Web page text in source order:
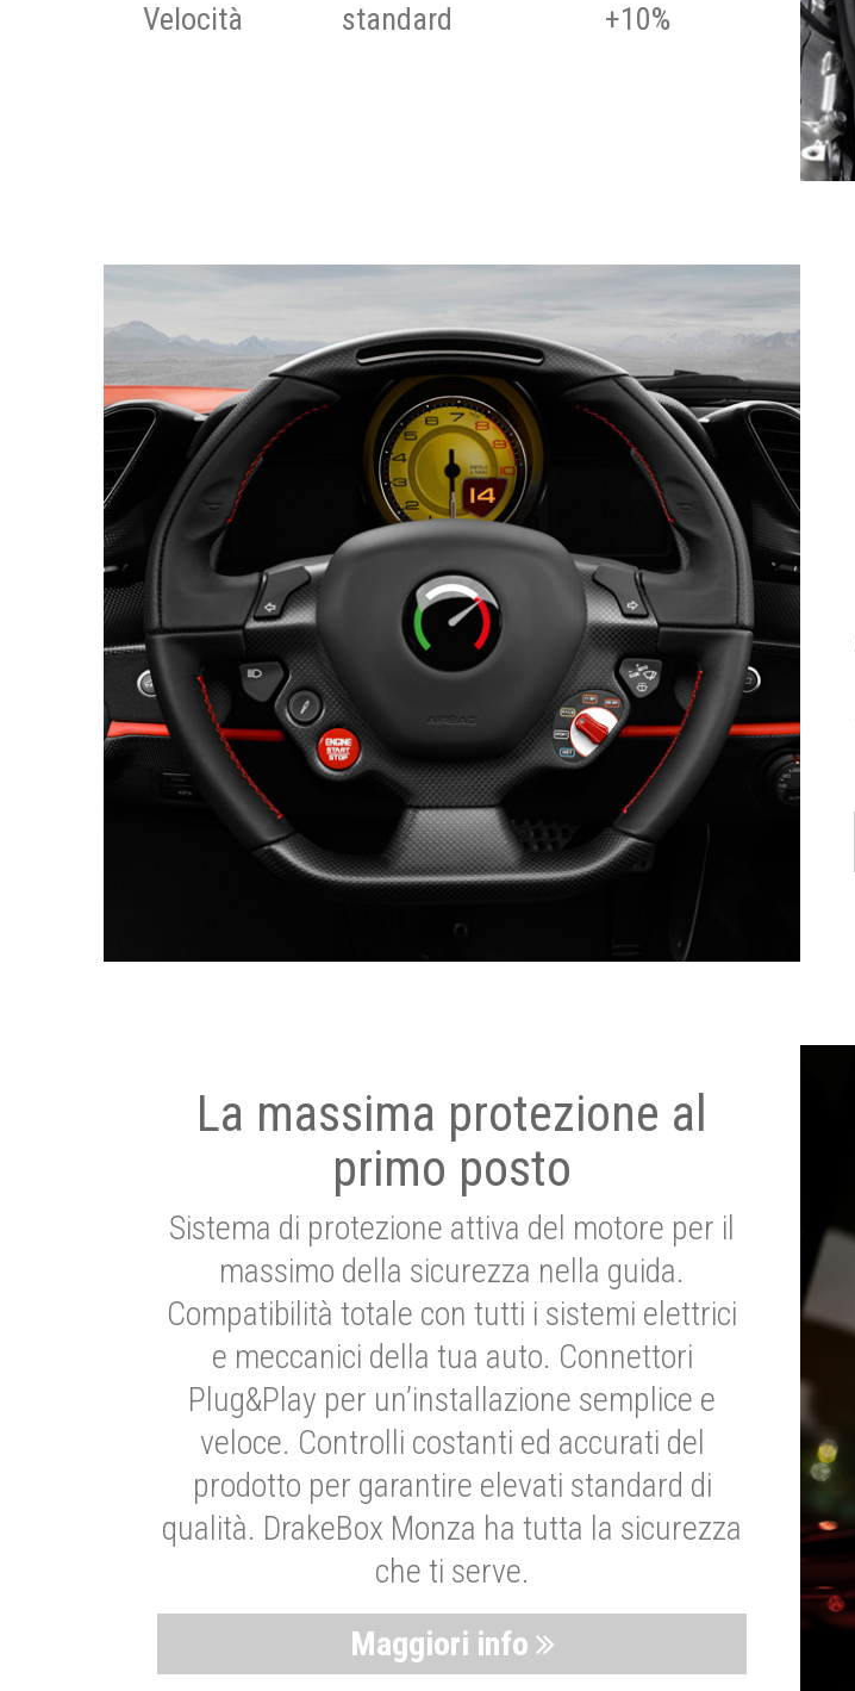
Velocità
standard +10%
La massima protezione al
primo posto
Sistema di protezione attiva del motore per il
massimo della sicurezza nella guida.
Compatibilità totale con tutti i sistemi elettrici
e meccanici della tua auto. Connettori
Plug&Play per un’installazione semplice e
veloce. Controlli costanti ed accurati del
prodotto per garantire elevati standard di
qualità. DrakeBox Monza ha tutta la sicurezza
che ti serve.
Maggiori info